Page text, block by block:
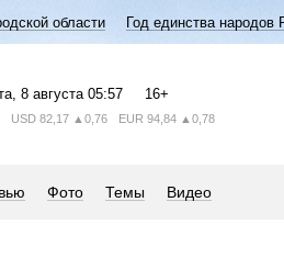
области Год единства народов
, 8 августа 05:57 16+
USD 82,17 ▲0,76 EUR 94,84 ▲0,78
Фото Темы Видео